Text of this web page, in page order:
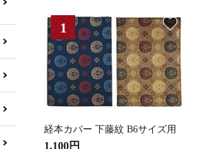
経本カバー 下藤紋 B6サイズ用
1,100円
favorite